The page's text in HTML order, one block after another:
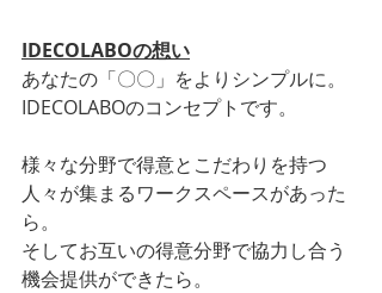
IDECOLABOの想い
あなたの「〇〇」をよりシンプルに。
IDECOLABOのコンセプトです。
様々な分野で得意とこだわりを持つ
人々が集まるワークスペースがあった
ら。
そしてお互いの得意分野で協力し合う
機会提供ができたら。